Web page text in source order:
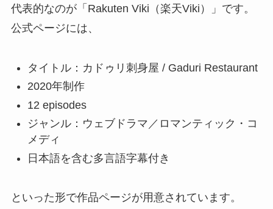
代表的なのが「Rakuten Viki（楽天Viki）」です。
公式ページには、
タイトル：カドゥリ刺身屋 / Gaduri Restaurant
2020年制作
12 episodes
ジャンル：ウェブドラマ／ロマンティック・コ
メディ
日本語を含む多言語字幕付き
といった形で作品ページが用意されています。